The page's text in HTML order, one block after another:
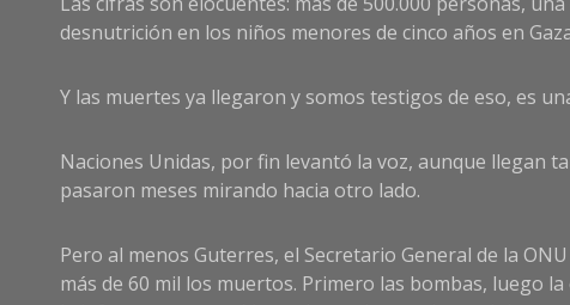
desnutrición en los niños menores de cinco años en
Y las muertes ya llegaron y somos testigos de eso, es
Naciones Unidas, por fin levantó la voz, aunque llegan
pasaron meses mirando hacia otro lado.
Pero al menos Guterres, el Secretario General de la
más de 60 mil los muertos. Primero las bombas, luego